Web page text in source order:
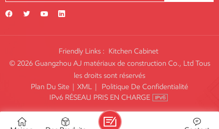
Friendly Links : Kitchen Cabinet
© 2026 Guangzhou AJ matériaux de construction Co., Ltd Tous
les droits sont réservés
Plan Du Site | XML |
Politique De Confidentialité
IPv6 RÉSEAU PRIS EN CHARGE